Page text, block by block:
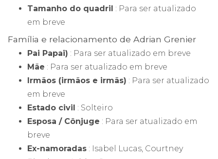
Tamanho do quadril : Para ser atualizado
em breve
Família e relacionamento de Adrian Grenier
Pai Papai) : Para ser atualizado em breve
Mãe : Para ser atualizado em breve
Irmãos (irmãos e irmãs) : Para ser atualizado
em breve
Estado civil : Solteiro
Esposa / Cônjuge : Para ser atualizado em
breve
Ex-namoradas : Isabel Lucas, Courtney